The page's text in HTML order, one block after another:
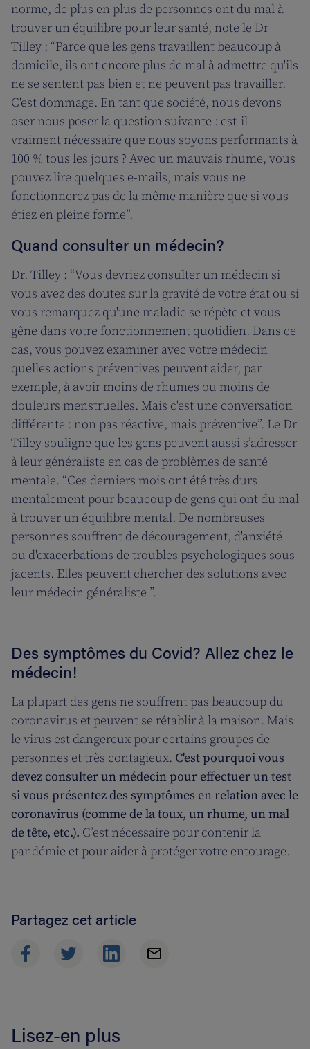
norme, de plus en plus de personnes ont du mal à
trouver un équilibre pour leur santé, note le Dr
Tilley : “Parce que les gens travaillent beaucoup à
domicile, ils ont encore plus de mal à admettre qu'ils
ne se sentent pas bien et ne peuvent pas travailler.
C'est dommage. En tant que société, nous devons
oser nous poser la question suivante : est-il
vraiment nécessaire que nous soyons performants à
100 % tous les jours ? Avec un mauvais rhume, vous
pouvez lire quelques e-mails, mais vous ne
fonctionnerez pas de la même manière que si vous
étiez en pleine forme”.
Quand consulter un médecin?
Dr. Tilley : “Vous devriez consulter un médecin si
vous avez des doutes sur la gravité de votre état ou si
vous remarquez qu'une maladie se répète et vous
gêne dans votre fonctionnement quotidien. Dans ce
cas, vous pouvez examiner avec votre médecin
quelles actions préventives peuvent aider, par
exemple, à avoir moins de rhumes ou moins de
douleurs menstruelles. Mais c'est une conversation
différente : non pas réactive, mais préventive”. Le Dr
Tilley souligne que les gens peuvent aussi s’adresser
à leur généraliste en cas de problèmes de santé
mentale. “Ces derniers mois ont été très durs
mentalement pour beaucoup de gens qui ont du mal
à trouver un équilibre mental. De nombreuses
personnes souffrent de découragement, d'anxiété
ou d'exacerbations de troubles psychologiques sous-
jacents. Elles peuvent chercher des solutions avec
leur médecin généraliste ”.
Des symptômes du Covid? Allez chez le
médecin!
La plupart des gens ne souffrent pas beaucoup du
coronavirus et peuvent se rétablir à la maison. Mais
le virus est dangereux pour certains groupes de
personnes et très contagieux. C'est pourquoi vous
devez consulter un médecin pour effectuer un test
si vous présentez des symptômes en relation avec le
coronavirus (comme de la toux, un rhume, un mal
de tête, etc.). C’est nécessaire pour contenir la
pandémie et pour aider à protéger votre entourage.
Partagez cet article
Lisez-en plus